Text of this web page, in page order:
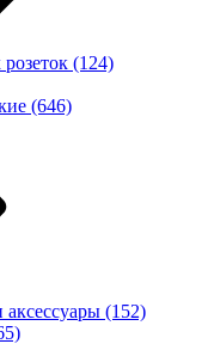
(124)
(646)
(152)